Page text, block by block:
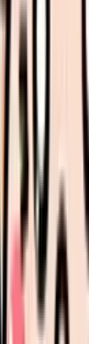
ックへ行きたい
帯、相手、業務
ックへ行きたい
えられる条件を決
ックへ行きたい
のどの項目に表
ックへ行きたい
に重視したい条
たいという言
先にも伝わり
なく、「夜勤
い」「教育の段
します。